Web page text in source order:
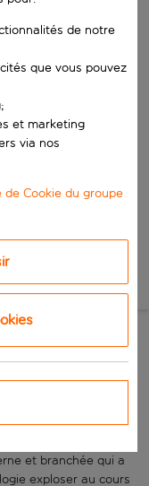
Lorsque les
Lorsque les
de retour.
et
sous le nom de
et branchée qui a
exploser au cours
de notre
que vous pouvez
et marketing
via nos
de Cookie du groupe